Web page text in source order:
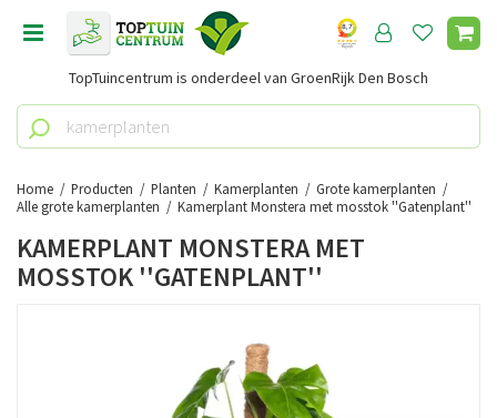
Home Producten Planten Kamerplanten
Grote kamerplanten
Alle grote kamerplanten
Kamerplant Monstera met mosstok ''Gatenplant''
TopTuincentrum is onderdeel van GroenRijk Den Bosch
KAMERPLANT MONSTERA MET
MOSSTOK ''GATENPLANT''